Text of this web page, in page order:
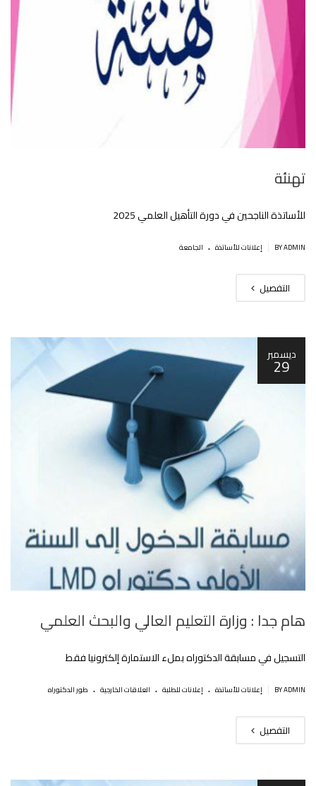
تهنئة
للأساتذة الناجحين في دورة التأهيل العلمي 2025
BY ADMIN إعلانات للأساتذة . الجامعة
التفصيل
ديسمبر
29
هام جدا : وزارة التعليم العالي والبحث العلمي
التسجيل في مسابقة الدكتوراه بملء الاستمارة إلكترونيا فقط
BY ADMIN إعلانات للأساتذة . إعلانات للطلبة . العلاقات الخارجية . طور الدكتوراه
التفصيل